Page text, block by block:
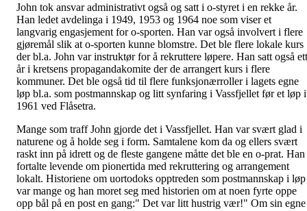
John tok ansvar administrativt også og satt i o-styret i en rekke år.
Han ledet avdelinga i 1949, 1953 og 1964 noe som viser et
langvarig engasjement for o-sporten. Han var også involvert i flere
gjøremål slik at o-sporten kunne blomstre. Det ble flere lokale kurs
der bl.a. John var instruktør for å rekruttere løpere. Han satt også ett
år i kretsens propagandakomite der de arrangert kurs i flere
kommuner. Det ble også tid til flere funksjonærroller i lagets egne
løp bl.a. som postmannskap og litt synfaring i Vassfjellet før et løp i
1961 ved Flåsetra.
Mange som traff John gjorde det i Vassfjellet. Han var svært glad i
naturene og å holde seg i form. Samtalene kom da og ellers svært
raskt inn på idrett og de fleste gangene måtte det ble en o-prat. Han
fortalte levende om pionertida med rekruttering og arrangement
lokalt. Historiene om uortodoks opptreden som postmannskap i løp
var mange og han moret seg med historien om at noen fyrte oppe
opp bål på en post en gang:" Det var litt hustrig vær!" Om sin egne